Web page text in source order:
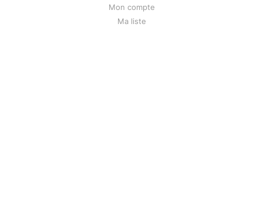
Mon compte
Ma liste